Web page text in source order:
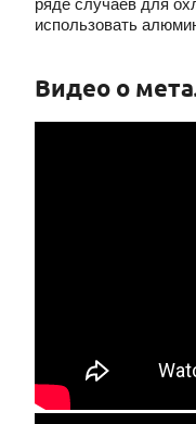
использовать
Видео о